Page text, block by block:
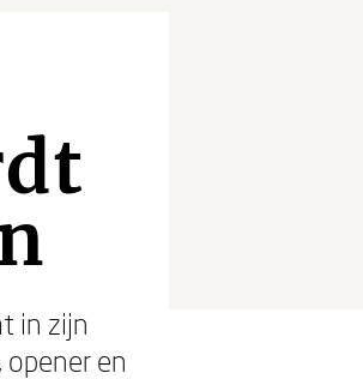
in zijn
opener en